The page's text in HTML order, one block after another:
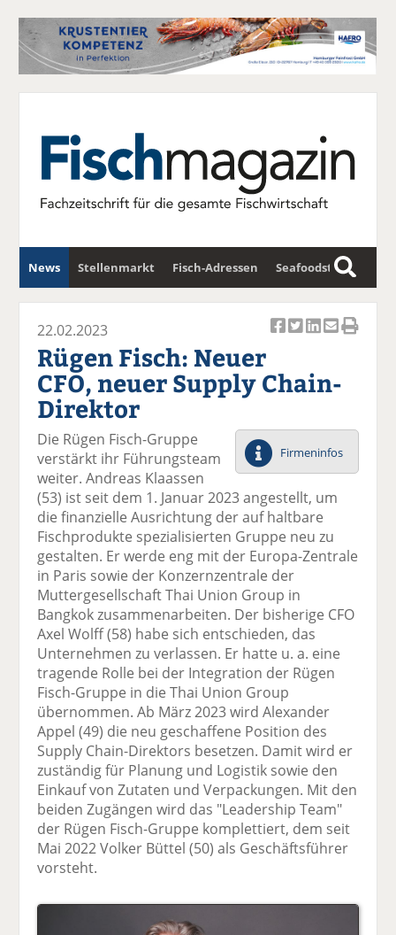
News Stellenmarkt Fisch-Adressen Seafoodstar
Fischwirtschafts-Gipfel Newsletter
S
u
c
k
uf
F
ac
e
b
o
o
k
te
il
e
n
k
wi
tt
er
n
k
uf
Li
n
k
e
di
n
e
n
k
er
E
m
ai
v
er
d
n
k
ck
e
22.02.2023
Rügen Fisch: Neuer
CFO, neuer Supply Chain-
Direktor
Firmeninfos
Die Rügen Fisch-Gruppe
verstärkt ihr Führungsteam
weiter. Andreas Klaassen
(53) ist seit dem 1. Januar 2023 angestellt, um
die finanzielle Ausrichtung der auf haltbare
Fischprodukte spezialisierten Gruppe neu zu
gestalten. Er werde eng mit der Europa-Zentrale
in Paris sowie der Konzernzentrale der
Muttergesellschaft Thai Union Group in
Bangkok zusammenarbeiten. Der bisherige CFO
Axel Wolff (58) habe sich entschieden, das
Unternehmen zu verlassen. Er hatte u. a. eine
tragende Rolle bei der Integration der Rügen
Fisch-Gruppe in die Thai Union Group
übernommen. Ab März 2023 wird Alexander
Appel (49) die neu geschaffene Position des
Supply Chain-Direktors besetzen. Damit wird er
zuständig für Planung und Logistik sowie den
Einkauf von Zutaten und Verpackungen. Mit den
beiden Zugängen wird das "Leadership Team"
der Rügen Fisch-Gruppe komplettiert, dem seit
Mai 2022 Volker Büttel (50) als Geschäftsführer
vorsteht.